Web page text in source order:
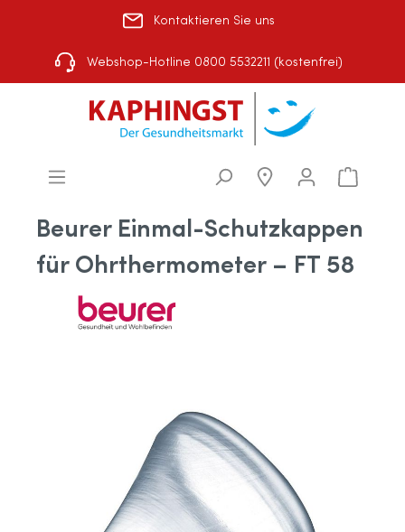
Kontaktieren Sie uns
Webshop-Hotline 0800 5532211 (kostenfrei)
Beurer Einmal-Schutzkappen
für Ohrthermometer – FT 58